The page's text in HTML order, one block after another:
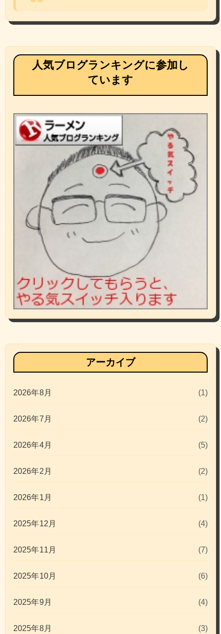
人気ブログランキングに参加し
ています
アーカイブ
2026年8月 (1)
2026年7月 (2)
2026年4月 (5)
2026年2月 (2)
2026年1月 (1)
2025年12月 (4)
2025年11月 (7)
2025年10月 (6)
2025年9月 (4)
2025年8月 (3)